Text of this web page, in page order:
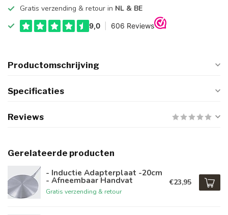
Gratis verzending & retour in NL & BE
Productomschrijving
Specificaties
Reviews
Gerelateerde producten
- Inductie Adapterplaat -20cm
- Afneembaar Handvat
Gratis verzending & retour
€23,95